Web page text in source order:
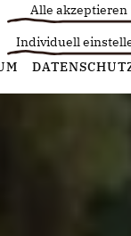
Alle akzeptieren
Individuell
erfassen anonyme